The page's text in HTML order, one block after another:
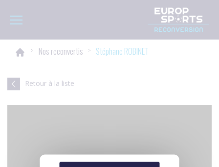
Toggle navigation
> Nos reconvertis > Stéphane ROBINET
Retour à la liste
YouTube est désactivé. Autoriser